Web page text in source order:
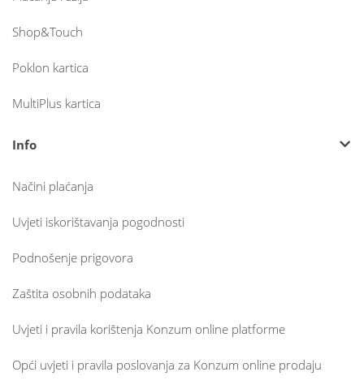
Shop&Touch
Poklon kartica
MultiPlus kartica
Info
Načini plaćanja
Uvjeti iskorištavanja pogodnosti
Podnošenje prigovora
Zaštita osobnih podataka
Uvjeti i pravila korištenja Konzum online platforme
Opći uvjeti i pravila poslovanja za Konzum online prodaju